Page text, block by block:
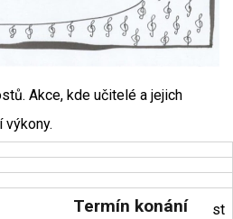
Akce, kde učitelé a jejich
výkony.
Termín konání st